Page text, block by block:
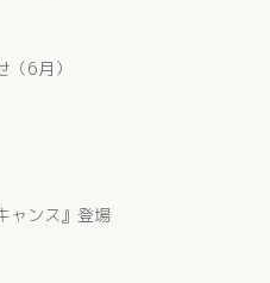
6月）
ャンス』登場